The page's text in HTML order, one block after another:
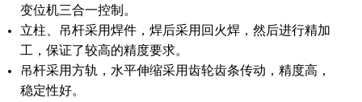
变位机三合一控制。
立柱、吊杆采用焊件，焊后采用回火焊，然后进行精加
工，保证了较高的精度要求。
吊杆采用方轨，水平伸缩采用齿轮齿条传动，精度高，
稳定性好。